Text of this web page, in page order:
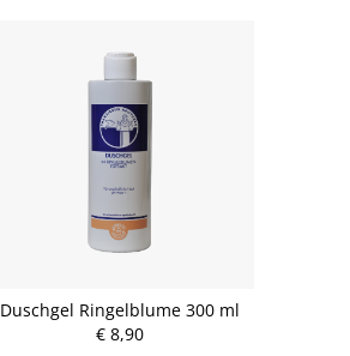
Duschgel Ringelblume 300 ml
€ 8,90